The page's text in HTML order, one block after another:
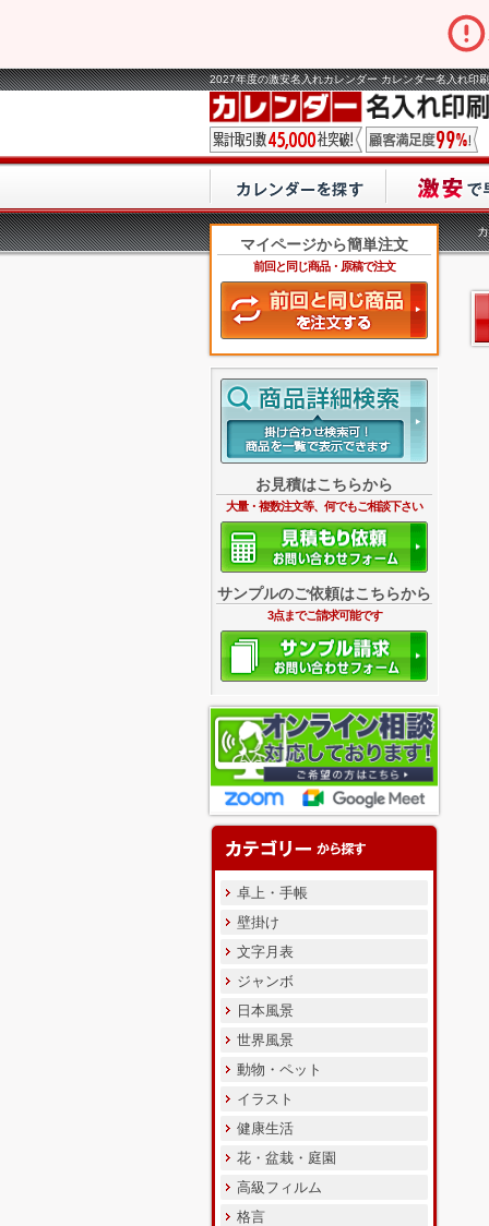
2027年度の激安名入れカレンダー カレンダー名入れ印
マイページから簡単注文
前回と同じ商品・原稿で注文
お見積はこちらから
大量・複数注文等、何でもご相談下さい
サンプルのご依頼はこちらから
3点までご請求可能です
卓上・手帳
壁掛け
文字月表
ジャンボ
日本風景
世界風景
動物・ペット
イラスト
健康生活
花・盆栽・庭園
高級フィルム
格言